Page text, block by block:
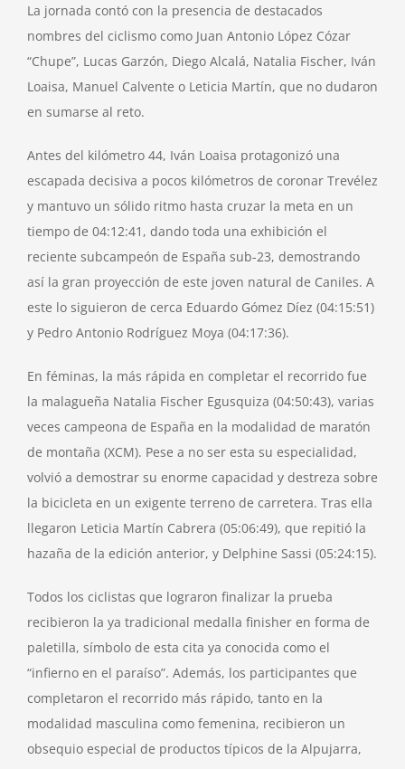
La jornada contó con la presencia de destacados
nombres del ciclismo como Juan Antonio López Cózar
“Chupe”, Lucas Garzón, Diego Alcalá, Natalia Fischer, Iván
Loaisa, Manuel Calvente o Leticia Martín, que no dudaron
en sumarse al reto.
Antes del kilómetro 44, Iván Loaisa protagonizó una
escapada decisiva a pocos kilómetros de coronar Trevélez
y mantuvo un sólido ritmo hasta cruzar la meta en un
tiempo de 04:12:41, dando toda una exhibición el
reciente subcampeón de España sub-23, demostrando
así la gran proyección de este joven natural de Caniles. A
este lo siguieron de cerca Eduardo Gómez Díez (04:15:51)
y Pedro Antonio Rodríguez Moya (04:17:36).
En féminas, la más rápida en completar el recorrido fue
la malagueña Natalia Fischer Egusquiza (04:50:43), varias
veces campeona de España en la modalidad de maratón
de montaña (XCM). Pese a no ser esta su especialidad,
volvió a demostrar su enorme capacidad y destreza sobre
la bicicleta en un exigente terreno de carretera. Tras ella
llegaron Leticia Martín Cabrera (05:06:49), que repitió la
hazaña de la edición anterior, y Delphine Sassi (05:24:15).
Todos los ciclistas que lograron finalizar la prueba
recibieron la ya tradicional medalla finisher en forma de
paletilla, símbolo de esta cita ya conocida como el
“infierno en el paraíso”. Además, los participantes que
completaron el recorrido más rápido, tanto en la
modalidad masculina como femenina, recibieron un
obsequio especial de productos típicos de la Alpujarra,